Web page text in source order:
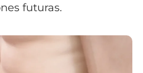
futuras.